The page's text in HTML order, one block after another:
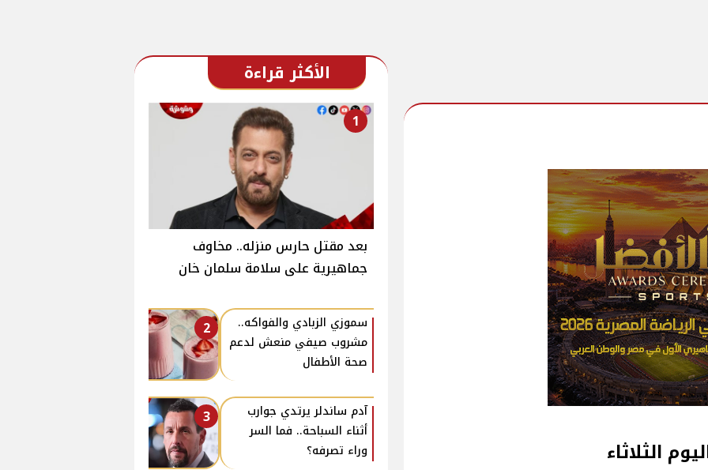
الثلاثاء
الأكثر قراءة
1
بعد مقتل حارس منزله.. مخاوف
جماهيرية على سلامة سلمان خان
2
سموزي الزبادي والفواكه..
مشروب صيفي منعش لدعم
صحة الأطفال
3
آدم ساندلر يرتدي جوارب
أثناء السباحة.. فما السر
وراء تصرفه؟